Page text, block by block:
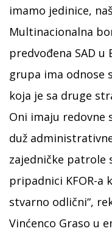
imamo jedinice,
Multinacionalna
predvođena SAD
grupa ima odnose
koja je sa druge
Oni imaju redovne
duž
zajedničke patrole
pripadnici KFOR-a
stvarno odlični“,
Vinćenco Graso u